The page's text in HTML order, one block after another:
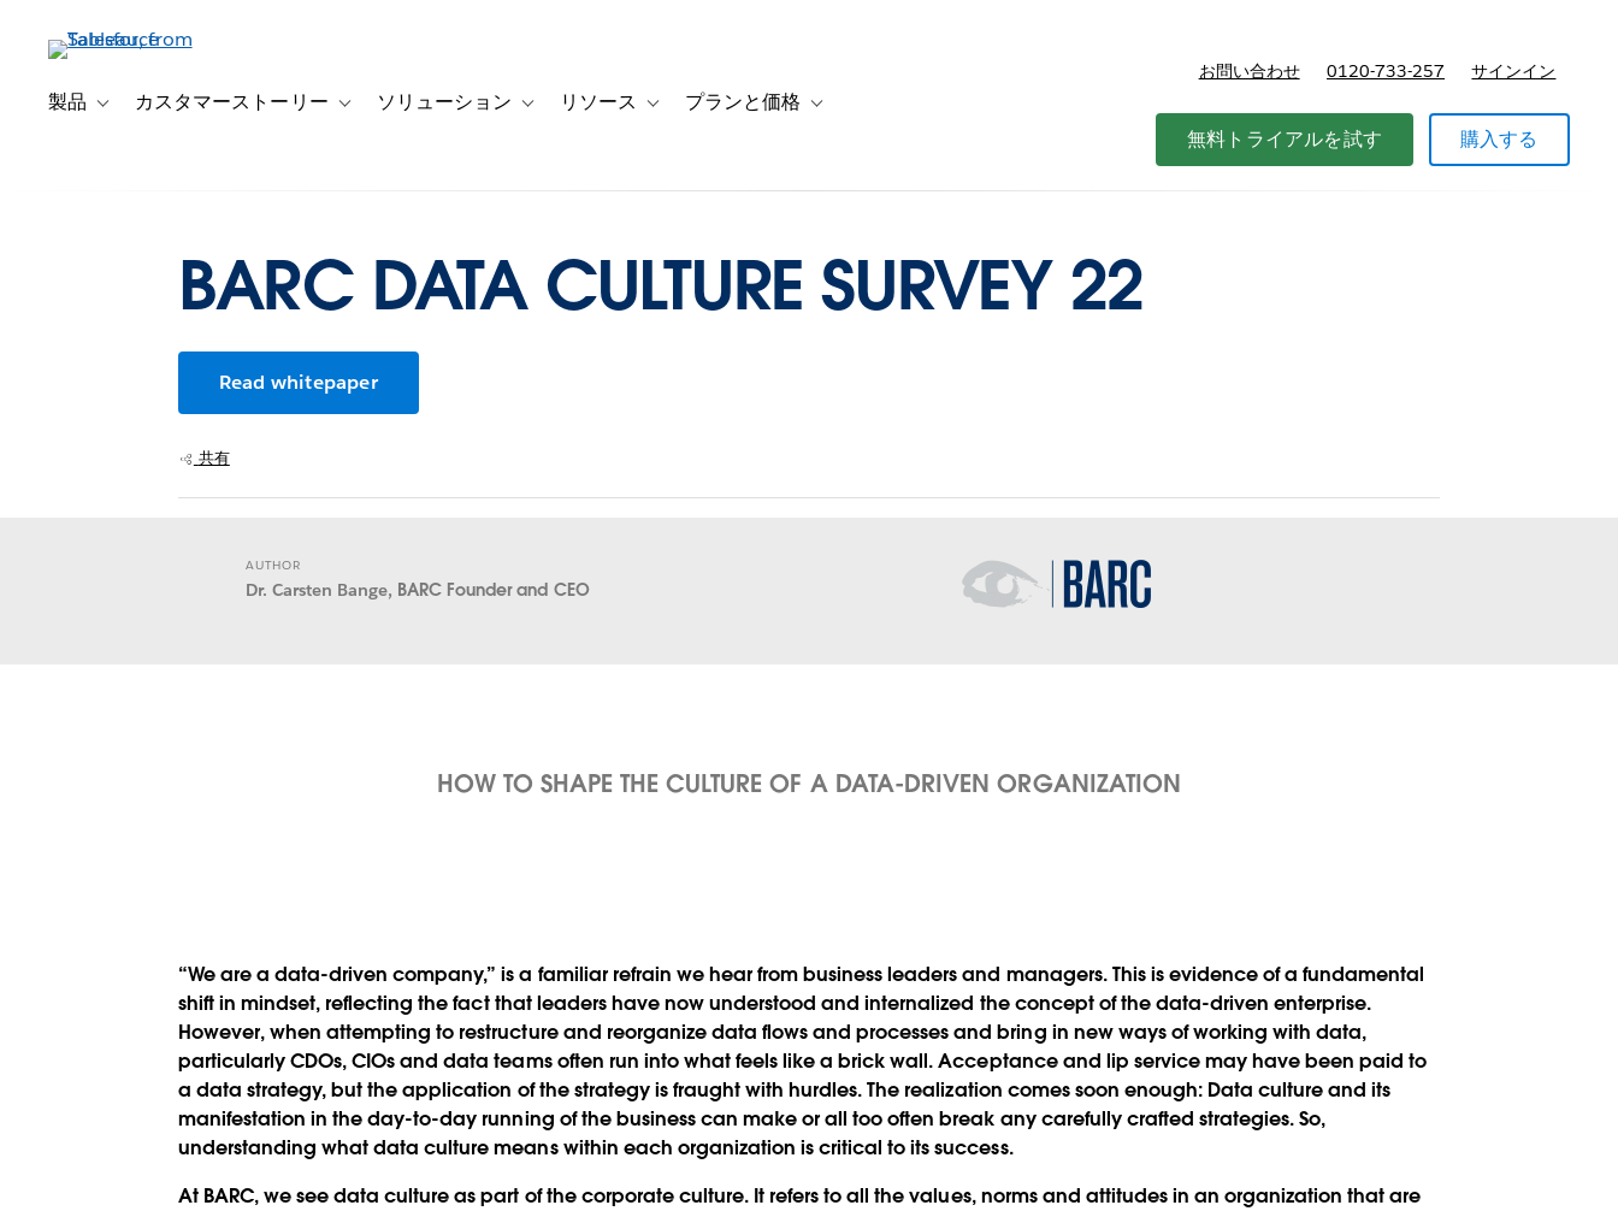
製品 Toggle sub-navigation for 製品
カスタマーストーリー Toggle sub-navigation for カスタマーストーリー
ソリューション Toggle sub-navigation for ソリューション
リソース Toggle sub-navigation for リソース
プランと価格 Toggle sub-navigation for プランと価格
お問い合わせ 0120-733-257 サインイン
無料トライアルを試す 購入する
BARC DATA CULTURE SURVEY 22
Read whitepaper
共有
AUTHOR
Dr. Carsten Bange, BARC Founder and CEO
Opens
in
new
HOW TO SHAPE THE CULTURE OF A DATA-DRIVEN ORGANIZATION
“We are a data-driven company,” is a familiar refrain we hear from business leaders and managers. This is evidence of a fundamental
shift in mindset, reflecting the fact that leaders have now understood and internalized the concept of the data-driven enterprise.
However, when attempting to restructure and reorganize data flows and processes and bring in new ways of working with data,
particularly CDOs, CIOs and data teams often run into what feels like a brick wall. Acceptance and lip service may have been paid to
a data strategy, but the application of the strategy is fraught with hurdles. The realization comes soon enough: Data culture and its
manifestation in the day-to-day running of the business can make or all too often break any carefully crafted strategies. So,
understanding what data culture means within each organization is critical to its success.
At BARC, we see data culture as part of the corporate culture. It refers to all the values, norms and attitudes in an organization that are